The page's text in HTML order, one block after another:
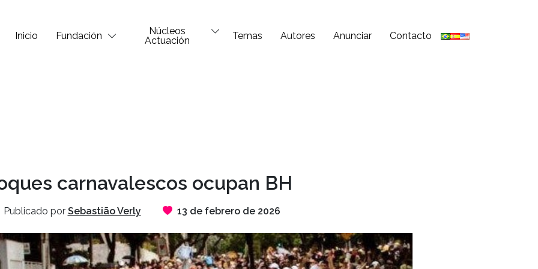
Inicio Fundación
Núcleos
Actuación
Temas Autores Anunciar Contacto
carnavalescos ocupan BH
Publicado por Sebastião Verly 13 de febrero de 2026